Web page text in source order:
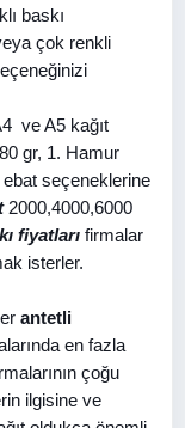
baskı
çok renkli
ve A5 kağıt
gr, 1. Hamur
ebat seçeneklerine
2000,4000,6000
fiyatları firmalar
isterler.
antetli
en fazla
çoğu
ilgisine ve